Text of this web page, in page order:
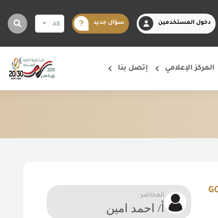
دخول المستخدمين سؤال جديد AR
المركز الإعلامي إتصل بنا
المحاضر :
أ/ احمد امين